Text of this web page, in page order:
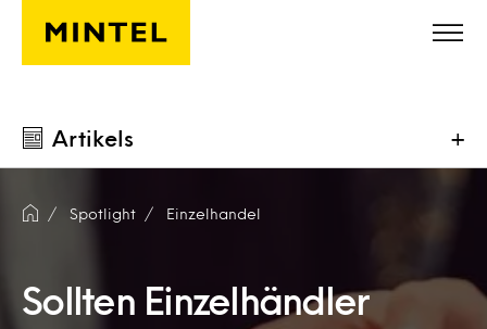
Skip to main content
Artikels +
Spotlight Einzelhandel
Sollten Einzelhändler